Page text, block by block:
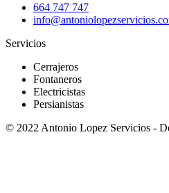
664 747 747
Servicios
Cerrajeros
Fontaneros
Electricistas
Persianistas
© 2022 Antonio Lopez Servicios -